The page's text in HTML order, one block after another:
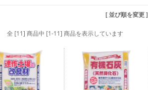
[ 並び順を変更 ]
全 [11] 商品中 [1-11] 商品を表示しています